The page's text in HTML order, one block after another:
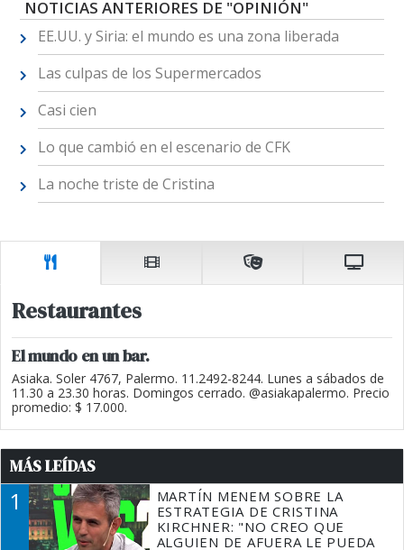
NOTICIAS ANTERIORES DE "OPINIÓN"
EE.UU. y Siria: el mundo es una zona liberada
Las culpas de los Supermercados
Casi cien
Lo que cambió en el escenario de CFK
La noche triste de Cristina
Restaurantes
El mundo en un bar.
Asiaka. Soler 4767, Palermo. 11.2492-8244. Lunes a sábados de
11.30 a 23.30 horas. Domingos cerrado. @asiakapalermo. Precio
promedio: $ 17.000.
MÁS LEÍDAS
1
MARTÍN MENEM SOBRE LA
ESTRATEGIA DE CRISTINA
KIRCHNER: "NO CREO QUE
ALGUIEN DE AFUERA LE PUEDA